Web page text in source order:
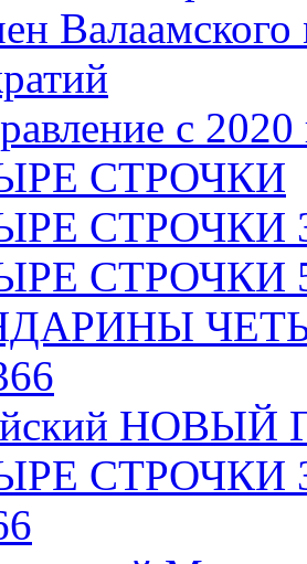
с 2020
СТРОЧКИ
СТРОЧКИ 3
СТРОЧКИ 5
НОВЫЙ
СТРОЧКИ